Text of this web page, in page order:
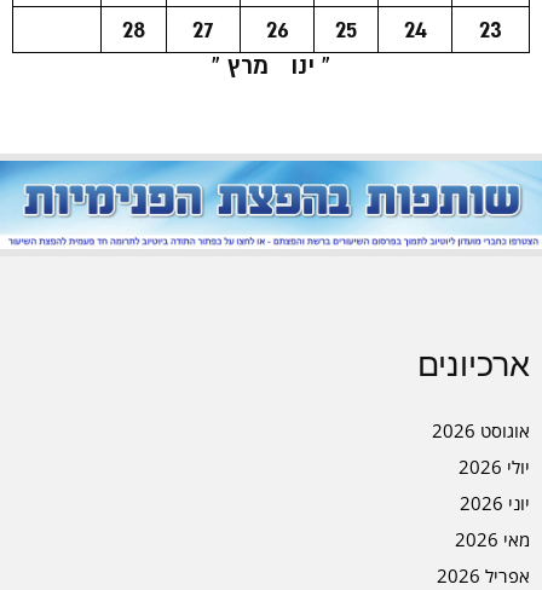
23
24
25
26
27
28
« ינו
מרץ »
ארכיונים
אוגוסט 2026
יולי 2026
יוני 2026
מאי 2026
אפריל 2026